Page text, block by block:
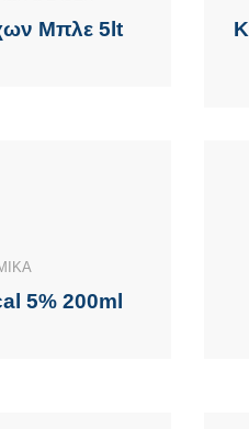
Μπλε 5lt
5% 200ml